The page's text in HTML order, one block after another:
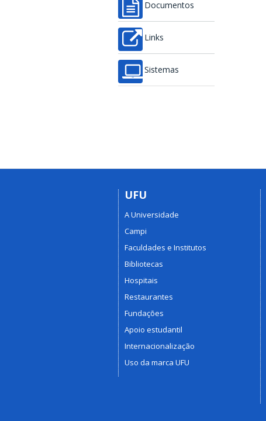
Documentos
Links
Sistemas
UFU
A Universidade
Campi
Faculdades e Institutos
Bibliotecas
Hospitais
Restaurantes
Fundações
Apoio estudantil
Internacionalização
Uso da marca UFU